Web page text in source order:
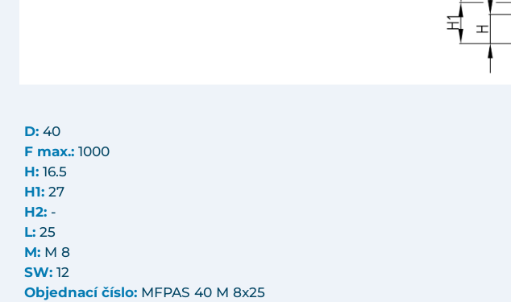
D: 40
F max.: 1000
H: 16.5
H1: 27
H2: -
L: 25
M: M 8
SW: 12
Objednací číslo: MFPAS 40 M 8x25